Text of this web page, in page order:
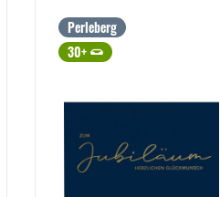
Perleberg
30+